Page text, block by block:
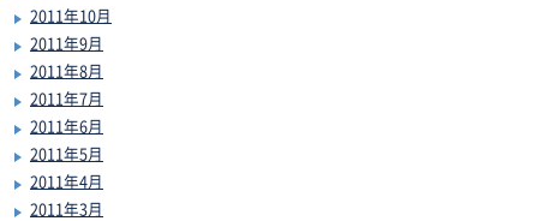
2011年10月
2011年9月
2011年8月
2011年7月
2011年6月
2011年5月
2011年4月
2011年3月